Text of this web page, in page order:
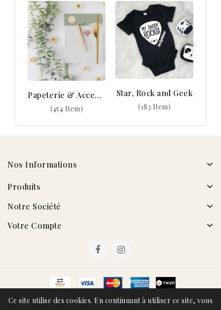
Papeterie & Accessoires
(454 Item)
Star, Rock and Geek
(183 Item)
Nos Informations
Produits
Notre Société
Votre Compte
Ce site utilise des cookies. En continuant à utiliser ce site, vous
© 2026 - Metamorphoses